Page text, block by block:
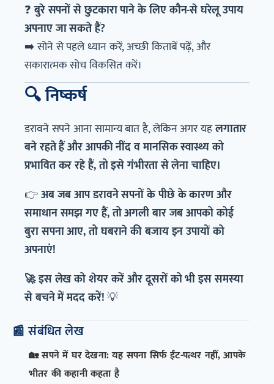
❓बुरे सपनों से छुटकारा पाने के लिए कौन-से घरेलू उपाय
अपनाए जा सकते हैं?
➡️ सोने से पहले ध्यान करें, अच्छी किताबें पढ़ें, और
सकारात्मक सोच विकसित करें।
🔍 निष्कर्ष
डरावने सपने आना सामान्य बात है, लेकिन अगर यहलगातार
बने रहते हैं और आपकी नींद व मानसिक स्वास्थ्य को
प्रभावित कर रहे हैं, तो इसे गंभीरता से लेना चाहिए।
👉अब जब आप डरावने सपनों के पीछे के कारण और
समाधान समझ गए हैं, तो अगली बार जब आपको कोई
बुरा सपना आए, तो घबराने की बजाय इन उपायों को
अपनाएं!
🚀 इस लेख को शेयर करें और दूसरों को भी इस समस्या
से बचने में मदद करें!💡
📰 संबंधित लेख
🏡 सपने में घर देखना: यह सपना सिर्फ ईंट-पत्थर नहीं, आपके
भीतर की कहानी कहता है